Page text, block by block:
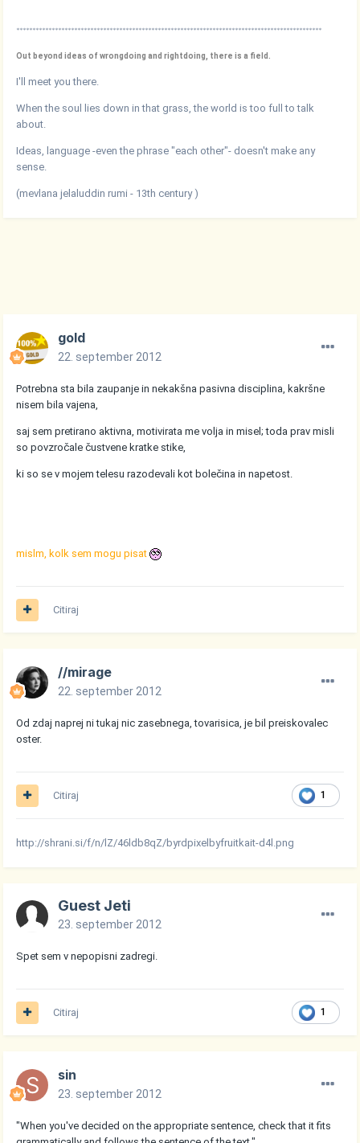
***********************************************************************************************
Out beyond ideas of wrongdoing and rightdoing, there is a field.
I'll meet you there.
When the soul lies down in that grass, the world is too full to talk
about.
Ideas, language -even the phrase "each other"- doesn't make any
sense.
(mevlana jelaluddin rumi - 13th century )
gold
22. september 2012
Potrebna sta bila zaupanje in nekakšna pasivna disciplina, kakršne
nisem bila vajena,
saj sem pretirano aktivna, motivirata me volja in misel; toda prav misli
so povzročale čustvene kratke stike,
ki so se v mojem telesu razodevali kot bolečina in napetost.
mislm, kolk sem mogu pisat
Citiraj
//mirage
22. september 2012
Od zdaj naprej ni tukaj nic zasebnega, tovarisica, je bil preiskovalec
oster.
1
Citiraj
http://shrani.si/f/n/lZ/46ldb8qZ/byrdpixelbyfruitkait-d4l.png
Guest Jeti
23. september 2012
Spet sem v nepopisni zadregi.
1
Citiraj
sin
23. september 2012
"When you've decided on the appropriate sentence, check that it fits